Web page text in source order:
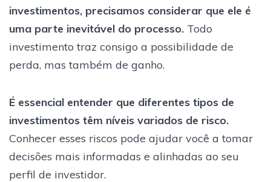
investimentos, precisamos considerar que ele é
uma parte inevitável do processo. Todo
investimento traz consigo a possibilidade de
perda, mas também de ganho.
É essencial entender que diferentes tipos de
investimentos têm níveis variados de risco.
Conhecer esses riscos pode ajudar você a tomar
decisões mais informadas e alinhadas ao seu
perfil de investidor.